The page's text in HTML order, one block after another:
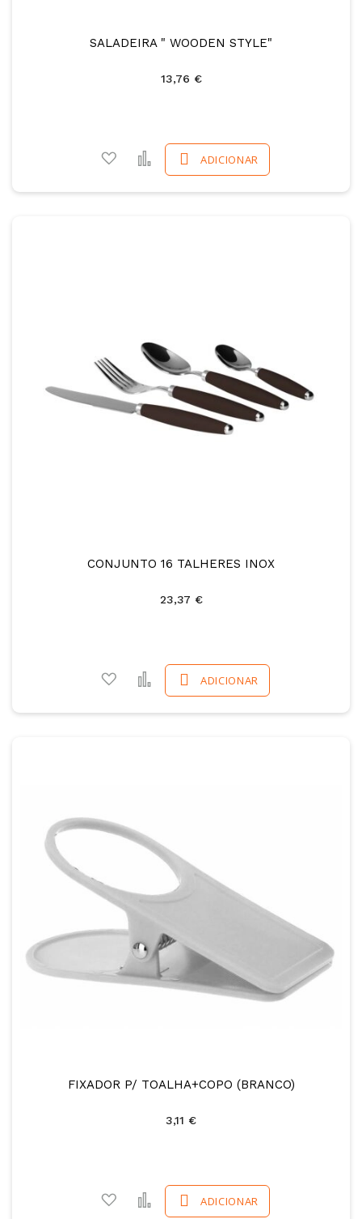
SALADEIRA " WOODEN STYLE"
13,76 €
ADICIONAR
Adicionar a favoritos
Comparar
CONJUNTO 16 TALHERES INOX
23,37 €
ADICIONAR
Adicionar a favoritos
Comparar
FIXADOR P/ TOALHA+COPO (BRANCO)
3,11 €
ADICIONAR
Adicionar a favoritos
Comparar